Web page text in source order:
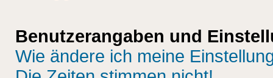
Benutzerangaben und
Wie ändere ich meine